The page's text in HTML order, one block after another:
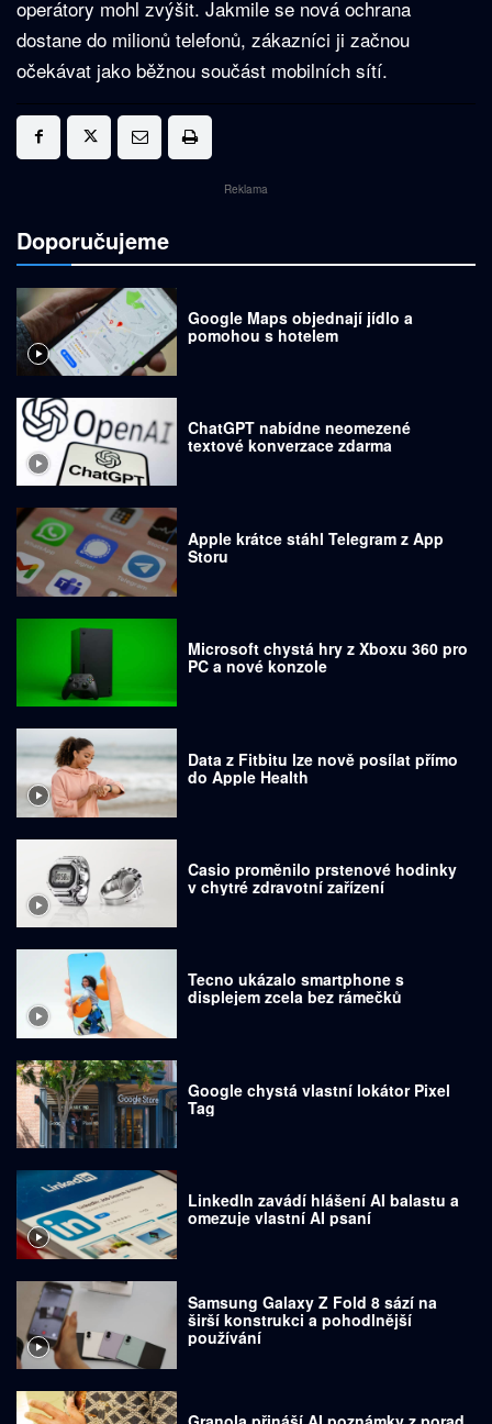
operátory mohl zvýšit. Jakmile se nová ochrana
dostane do milionů telefonů, zákazníci ji začnou
očekávat jako běžnou součást mobilních sítí.
Reklama
Doporučujeme
Google Maps objednají jídlo a
pomohou s hotelem
ChatGPT nabídne neomezené
textové konverzace zdarma
Apple krátce stáhl Telegram z App
Storu
Microsoft chystá hry z Xboxu 360 pro
PC a nové konzole
Data z Fitbitu lze nově posílat přímo
do Apple Health
Casio proměnilo prstenové hodinky
v chytré zdravotní zařízení
Tecno ukázalo smartphone s
displejem zcela bez rámečků
Google chystá vlastní lokátor Pixel
Tag
LinkedIn zavádí hlášení AI balastu a
omezuje vlastní AI psaní
Samsung Galaxy Z Fold 8 sází na
širší konstrukci a pohodlnější
používání